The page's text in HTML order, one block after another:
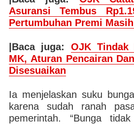
Asuransi Tembus
Pertumbuhan Premi
|Baca juga: OJK Tindak
MK, Aturan Pencairan
Disesuaikan
Ia menjelaskan suku
karena sudah ranah
pemerintah. “Bunga